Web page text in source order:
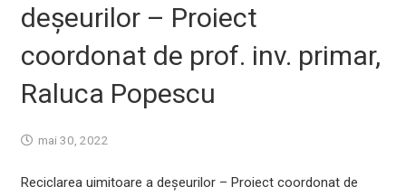
deșeurilor – Proiect
coordonat de prof. inv. primar,
Raluca Popescu
mai 30, 2022
Reciclarea uimitoare a deșeurilor – Proiect coordonat de